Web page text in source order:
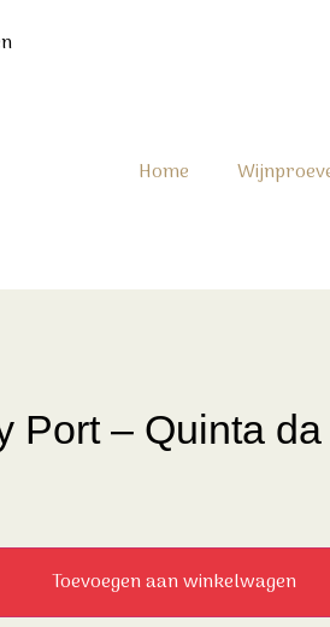
Home
Port – Quinta
Toevoegen aan winkelwagen